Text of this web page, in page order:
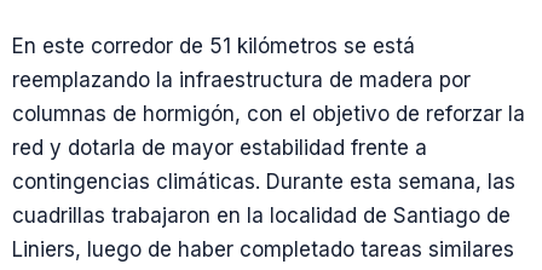
En este corredor de 51 kilómetros se está
reemplazando la infraestructura de madera por
columnas de hormigón, con el objetivo de reforzar la
red y dotarla de mayor estabilidad frente a
contingencias climáticas. Durante esta semana, las
cuadrillas trabajaron en la localidad de Santiago de
Liniers, luego de haber completado tareas similares